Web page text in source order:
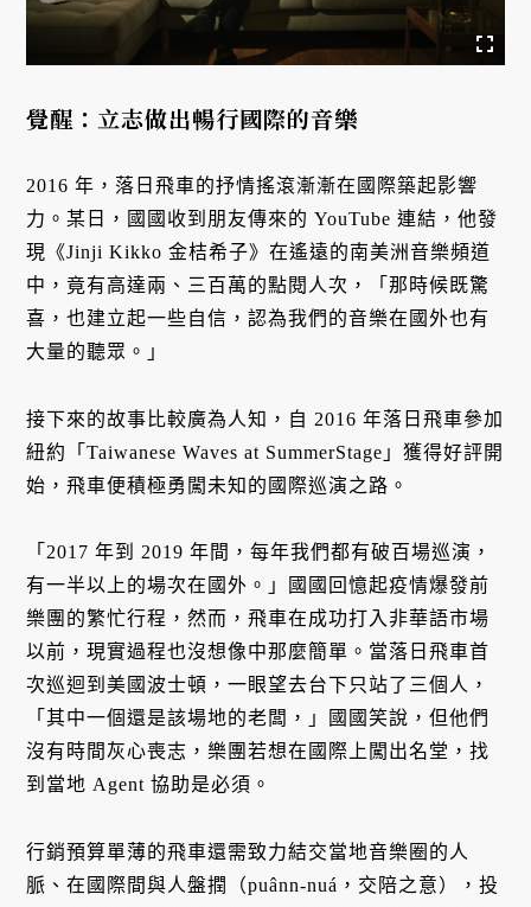
覺醒：立志做出暢行國際的音樂
2016 年，落日飛車的抒情搖滾漸漸在國際築起影響
力。某日，國國收到朋友傳來的 YouTube 連結，他發
現《Jinji Kikko 金桔希子》在遙遠的南美洲音樂頻道
中，竟有高達兩、三百萬的點閱人次，「那時候既驚
喜，也建立起一些自信，認為我們的音樂在國外也有
大量的聽眾。」
接下來的故事比較廣為人知，自 2016 年落日飛車參加
紐約「Taiwanese Waves at SummerStage」獲得好評開
始，飛車便積極勇闖未知的國際巡演之路。
「2017 年到 2019 年間，每年我們都有破百場巡演，
有一半以上的場次在國外。」國國回憶起疫情爆發前
樂團的繁忙行程，然而，飛車在成功打入非華語市場
以前，現實過程也沒想像中那麼簡單。當落日飛車首
次巡迴到美國波士頓，一眼望去台下只站了三個人，
「其中一個還是該場地的老闆，」國國笑說，但他們
沒有時間灰心喪志，樂團若想在國際上闖出名堂，找
到當地 Agent 協助是必須。
行銷預算單薄的飛車還需致力結交當地音樂圈的人
脈、在國際間與人盤撋（puânn-nuá，交陪之意），投